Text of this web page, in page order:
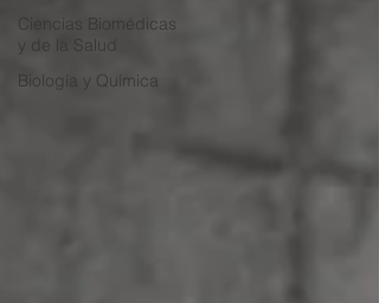
Ciencias Biomédicas
y de la Salud
Biología y Química